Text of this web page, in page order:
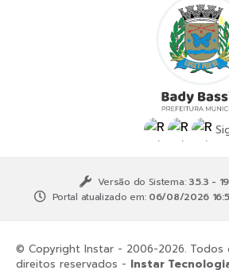
Versão do Sistema: 3.5.3 -
Portal atualizado em: 06/08/2026
© Copyright Instar - 2006-2026. Todos
direitos reservados - Instar